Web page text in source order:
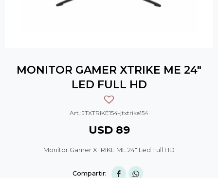
MONITOR GAMER XTRIKE ME 24″
LED FULL HD
JTXTRIKE154-jtxtrike154
USD 89
Monitor Gamer XTRIKE ME 24″ Led Full HD
 